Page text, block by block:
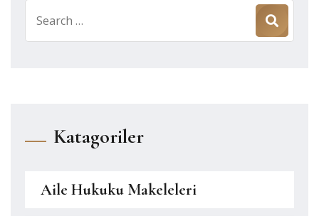
for:
Katagoriler
Aile Hukuku Makeleleri